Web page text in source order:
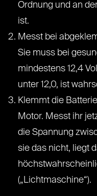
Ordnung und an
ist.
Messt bei
Sie muss bei
mindestens 12,4
unter 12,0, ist
Klemmt die
Motor. Messt ihr
die Spannung
sie das nicht, liegt
(„Lichtmaschine“).